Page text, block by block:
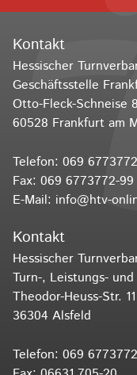
Kontakt
Hessischer
Geschäftsstelle
Otto-Fleck-Schneise 8
60528 Frankfurt am
Telefon: 069
Fax: 069 6773772-99
E-Mail: info@htv-
Kontakt
Hessischer
Turn-, Leistungs-
Theodor-Heuss-Str. 11
36304 Alsfeld
Telefon: 069